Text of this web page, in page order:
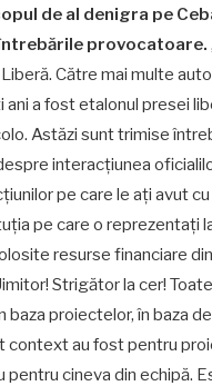
de al denigra pe
provocatoare.
Către mai multe
a fost etalonul presei
Astăzi sunt trimise
interacțiunea
pe care le ați avut
pe care o reprezentați
resurse financiare
Strigător la cer!
baza proiectelor, în baza
context au fost pentru
cineva din echipă.